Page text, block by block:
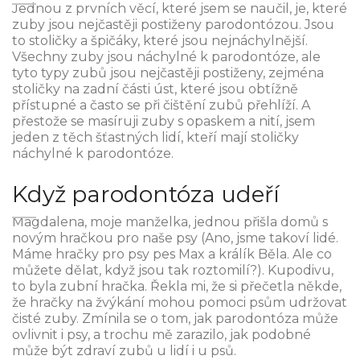
Jednou z prvních věcí, které jsem se naučil, je, které
zuby jsou nejčastěji postiženy parodontózou. Jsou
to stoličky a špičáky, které jsou nejnáchylnější.
Všechny zuby jsou náchylné k parodontóze, ale
tyto typy zubů jsou nejčastěji postiženy, zejména
stoličky na zadní části úst, které jsou obtížně
přístupné a často se při čištění zubů přehlíží. A
přestože se masíruji zuby s opaskem a nití, jsem
jeden z těch šťastných lidí, kteří mají stoličky
náchylné k parodontóze.
Když parodontóza udeří
Magdalena, moje manželka, jednou přišla domů s
novým hračkou pro naše psy (Ano, jsme takoví lidé.
Máme hračky pro psy pes Max a králík Běla. Ale co
můžete dělat, když jsou tak roztomilí?). Kupodivu,
to byla zubní hračka. Řekla mi, že si přečetla někde,
že hračky na žvýkání mohou pomoci psům udržovat
čisté zuby. Zmínila se o tom, jak parodontóza může
ovlivnit i psy, a trochu mě zarazilo, jak podobné
může být zdraví zubů u lidí i u psů.